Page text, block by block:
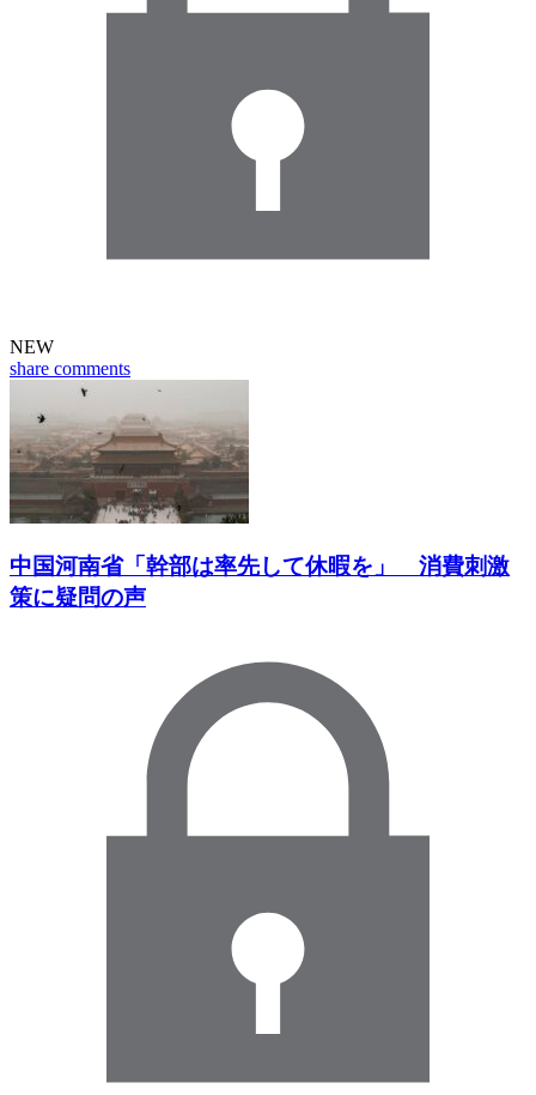
NEW
share comments
中国河南省「幹部は率先して休暇を」 消費刺激
策に疑問の声